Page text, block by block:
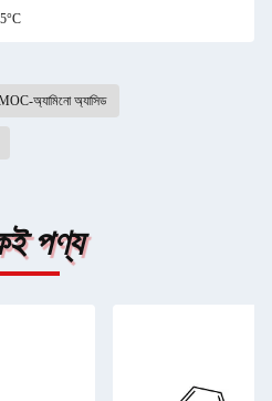
অ্যামিনো অ্যাসিড
পণ্য